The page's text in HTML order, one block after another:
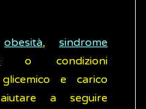
obesità,sindrome
o condizioni
e carico
a seguire